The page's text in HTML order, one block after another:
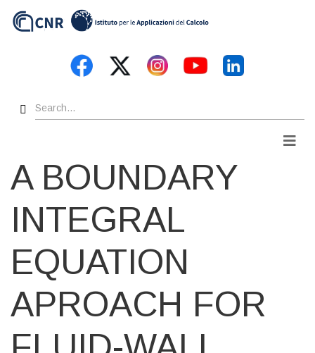
Search
A BOUNDARY
INTEGRAL
EQUATION
APROACH FOR